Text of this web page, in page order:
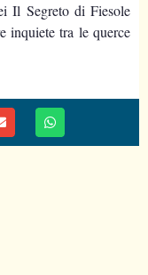
Il Segreto di Fiesole
inquiete tra le querce